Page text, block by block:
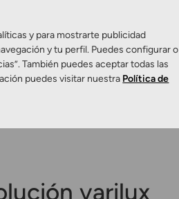
Control de miopía
varilux
y para mostrarte publicidad
y tu perfil. Puedes configurar o
También puedes aceptar todas las
puedes visitar nuestra Política de